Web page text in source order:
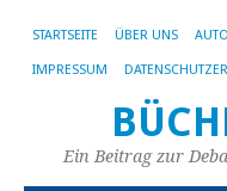
STARTSEITE ÜBER UNS
IMPRESSUM
Ein Beitrag zur